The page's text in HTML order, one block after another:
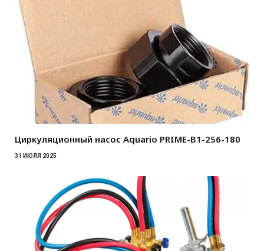
Циркуляционный насос Aquario PRIME-B1-256-180
31 ИЮЛЯ 2025